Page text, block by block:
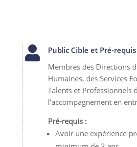

Public Cible et Pré-requis
Membres des Directions
Humaines, des Services
Talents et Professionnels
l’accompagnement en
Pré-requis :
Avoir une expérience